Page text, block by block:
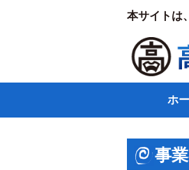
本サイトは
ホ
事